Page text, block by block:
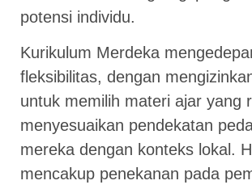
potensi individu.
Kurikulum Merdeka
fleksibilitas, dengan
untuk memilih materi ajar yang
menyesuaikan pendekatan
mereka dengan konteks lokal.
mencakup penekanan pada